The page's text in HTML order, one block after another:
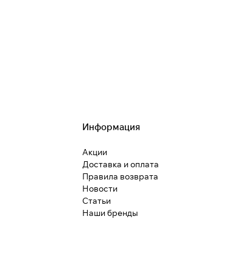
Информация
Акции
Доставка и оплата
Правила возврата
Новости
Статьи
Наши бренды